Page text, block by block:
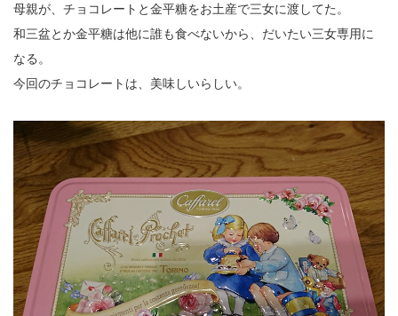
母親が、チョコレートと金平糖をお土産で三女に渡してた。
和三盆とか金平糖は他に誰も食べないから、だいたい三女専用に
なる。
今回のチョコレートは、美味しいらしい。